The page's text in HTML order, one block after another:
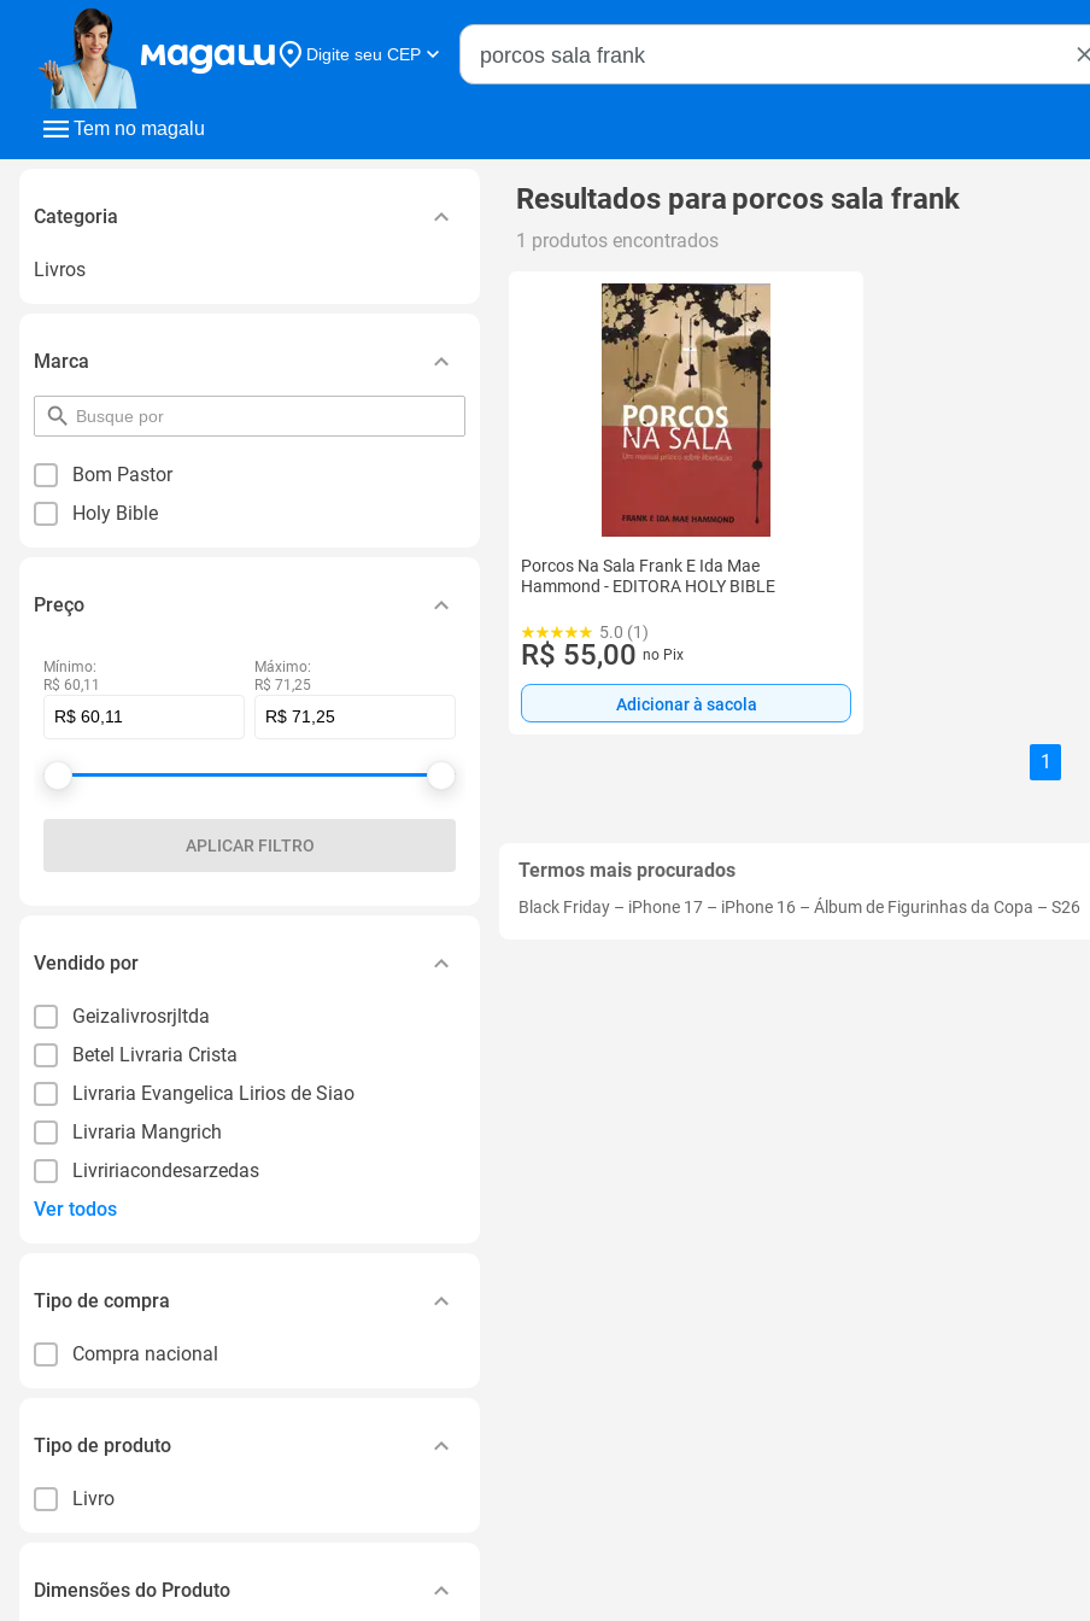
Tem no magalu
Digite seu CEP
Buscar no Magalu
Categoria
Livros
Marca
pesquisar
por
Bom Pastor
Holy Bible
Preço
Mínimo:
R$ 60,11
Máximo:
R$ 71,25
APLICAR FILTRO
Vendido por
Geizalivrosrjltda
Betel Livraria Crista
Livraria Evangelica Lirios de Siao
Livraria Mangrich
Livririacondesarzedas
Ver todos
Tipo de compra
Compra nacional
Tipo de produto
Livro
Dimensões do Produto
Resultados para porcos sala frank
1 produtos encontrados
Porcos Na Sala Frank E Ida Mae
Hammond - EDITORA HOLY BIBLE
5.0 (1)
R$ 55,00 no Pix
Adicionar à sacola
1
Termos mais procurados
Black Friday – iPhone 17 – iPhone 16 – Álbum de Figurinhas da Copa – S26